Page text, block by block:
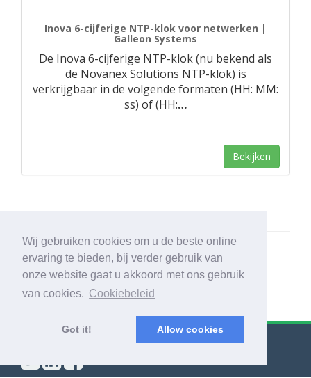
Wij gebruiken cookies om u de beste online
ervaring te bieden, bij verder gebruik van
onze website gaat u akkoord met ons gebruik
van cookies. Cookiebeleid
Got it! Allow cookies
Inova 6-cijferige NTP-klok voor netwerken |
Galleon Systems
De Inova 6-cijferige NTP-klok (nu bekend als
de Novanex Solutions NTP-klok) is
verkrijgbaar in de volgende formaten (HH: MM:
ss) of (HH:…
Bekijken
© Export Worldwide 2026